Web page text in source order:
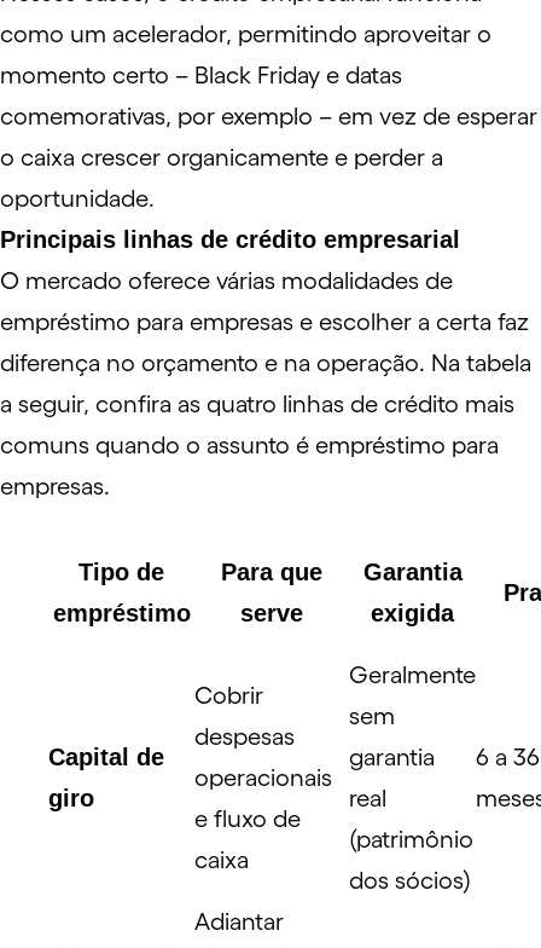
como um acelerador, permitindo aproveitar o
momento certo – Black Friday e datas
comemorativas, por exemplo – em vez de esperar
o caixa crescer organicamente e perder a
oportunidade.
Principais linhas de crédito empresarial
O mercado oferece várias modalidades de
empréstimo para empresas e escolher a certa faz
diferença no orçamento e na operação. Na tabela
a seguir, confira as quatro linhas de crédito mais
comuns quando o assunto é empréstimo para
empresas.
Tipo de
empréstimo
Para que
serve
Garantia
exigida
Capital de
giro
Cobrir
despesas
operacionais
e fluxo de
caixa
Geralmente
sem
garantia
real
(patrimônio
dos sócios)
6 a 36
Adiantar